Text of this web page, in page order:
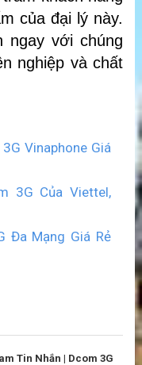
của đại lý này.
ngay với chúng
nghiệp và chất
Vinaphone Giá
3G Của Viettel,
Đa Mạng Giá Rẻ
Tin Nhắn | Dcom 3G